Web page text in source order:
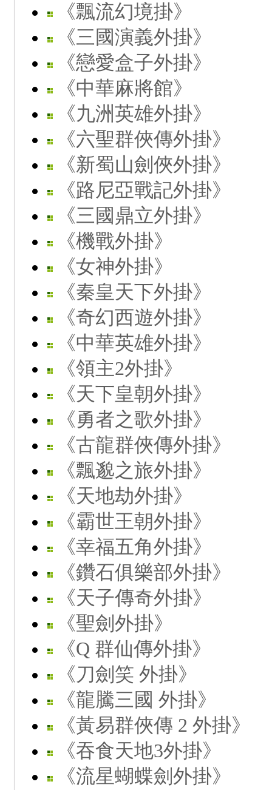
《飄流幻境掛》
《三國演義外掛》
《戀愛盒子外掛》
《中華麻將館》
《九洲英雄外掛》
《六聖群俠傳外掛》
《新蜀山劍俠外掛》
《路尼亞戰記外掛》
《三國鼎立外掛》
《機戰外掛》
《女神外掛》
《秦皇天下外掛》
《奇幻西遊外掛》
《中華英雄外掛》
《領主2外掛》
《天下皇朝外掛》
《勇者之歌外掛》
《古龍群俠傳外掛》
《飄邈之旅外掛》
《天地劫外掛》
《霸世王朝外掛》
《幸福五角外掛》
《鑽石俱樂部外掛》
《天子傳奇外掛》
《聖劍外掛》
《Q 群仙傳外掛》
《刀劍笑 外掛》
《龍騰三國 外掛》
《黃易群俠傳 2 外掛》
《吞食天地3外掛》
《流星蝴蝶劍外掛》